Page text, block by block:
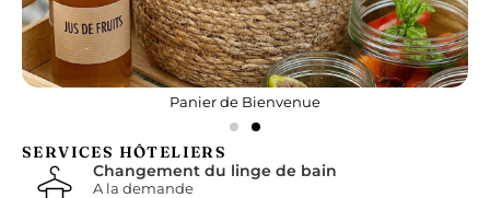
Panier de Bienvenue
SERVICES HÔTELIERS
Changement du linge de bain
A la demande